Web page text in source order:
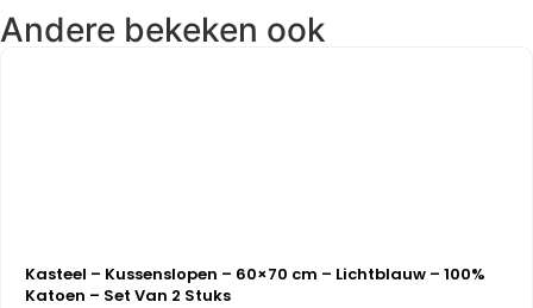
Andere bekeken ook
Kasteel – Kussenslopen – 60×70 cm – Lichtblauw – 100%
Katoen – Set Van 2 Stuks